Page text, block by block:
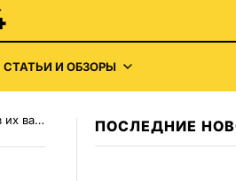
СТАТЬИ И ОБЗОРЫ
ПОСЛЕДНИЕ